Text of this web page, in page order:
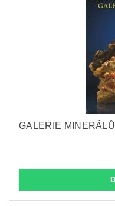
GALERIE MINERÁLŮ